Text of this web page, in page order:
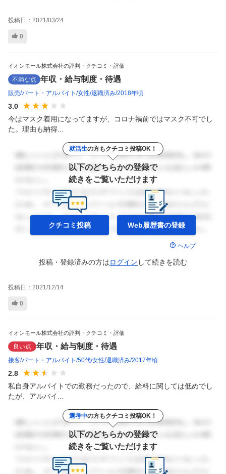
投稿日： 2021/03/24
0
イオンモール株式会社の評判・クチコミ・評価
不満な点 年収・給与制度・待遇
販売 パート・アルバイト 女性 退職済み 2018年頃
3.0
今はマスク着用になってますが、コロナ禍前ではマスク不可でし
た。理由も納得...
就活生の方もクチコミ投稿OK！
以下のどちらかの登録で
続きをご覧いただけます
クチコミ投稿 Web履歴書の登録
ヘルプ
投稿・登録済みの方はログイン して続きを読む
投稿日： 2021/12/14
0
イオンモール株式会社の評判・クチコミ・評価
良い点 年収・給与制度・待遇
接客 パート・アルバイト 50代 女性 退職済み 2017年頃
2.8
私自身アルバイトでの勤務だったので、給料に関しては低めでし
たが、アルバイ...
選考中の方もクチコミ投稿OK！
以下のどちらかの登録で
続きをご覧いただけます